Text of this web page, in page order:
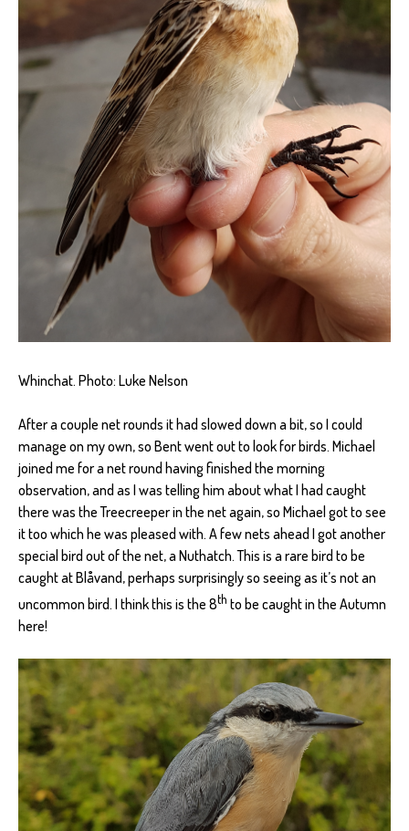
Whinchat. Photo: Luke Nelson
After a couple net rounds it had slowed down a bit, so I could
manage on my own, so Bent went out to look for birds. Michael
joined me for a net round having finished the morning
observation, and as I was telling him about what I had caught
there was the Treecreeper in the net again, so Michael got to see
it too which he was pleased with. A few nets ahead I got another
special bird out of the net, a Nuthatch. This is a rare bird to be
caught at Blåvand, perhaps surprisingly so seeing as it’s not an
uncommon bird. I think this is the 8th to be caught in the Autumn
here!